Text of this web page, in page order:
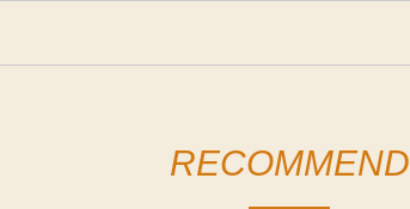
RECOMMEND